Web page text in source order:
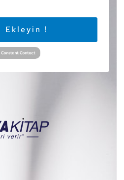
Ekleyin !